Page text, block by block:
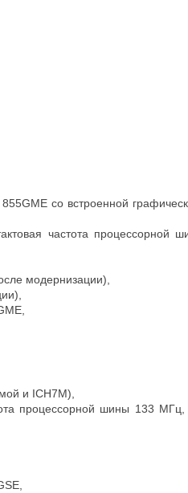
со встроенной
частота процессорной
модернизации),
и ICH7M),
процессорной шины 133 МГц,